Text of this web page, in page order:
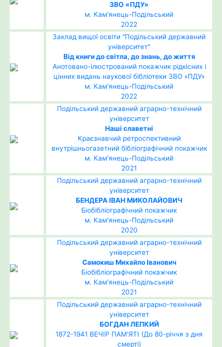
ЗВО «ПДУ»
м. Кам'янець-Подільський
2022
Заклад вищої освіти "Подільський державний
університет"
Від книги до світла, до знань, до життя
Анотовано-ілюстрований покажчик рідкісних і
цінних видань наукової бібліотеки ЗВО «ПДУ»
м. Кам'янець-Подільський
2022
Подільський державний аграрно-технічний
університет
Наші славетні
Краєзнавчий ретроспективний
внутрішньогазетний бібліографічний покажчик
м. Кам'янець-Подільський
2021
Подільський державний аграрно-технічний
університет
БЕНДЕРА ІВАН МИКОЛАЙОВИЧ
Біобібліографічний покажчик
м. Кам'янець-Подільський
2020
Подільський державний аграрно-технічний
університет
Самокиш Михайло Іванович
Біобібліографічний покажчик
м. Кам'янець-Подільський
2021
Подільський державний аграрно-технічний
університет
БОГДАН ЛЕПКИЙ
1872-1941 ВЕЧІР ПАМ'ЯТІ (До 80-річчя з дня
смерті)